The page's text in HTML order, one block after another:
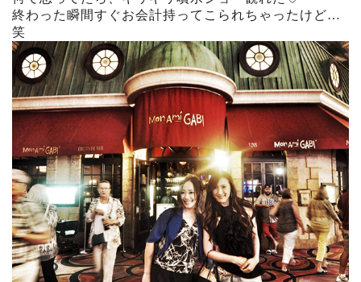
終わった瞬間すぐお会計持ってこられちゃったけど…
笑